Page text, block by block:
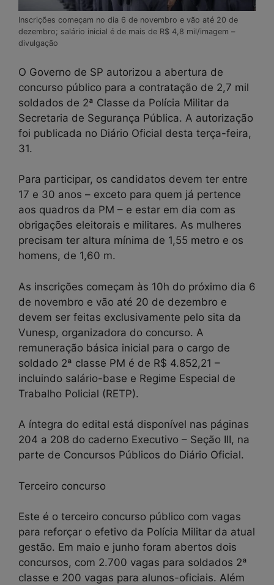
Inscrições começam no dia 6 de novembro e vão até 20 de
dezembro; salário inicial é de mais de R$ 4,8 mil/imagem –
divulgação
O Governo de SP autorizou a abertura de
concurso público para a contratação de 2,7 mil
soldados de 2ª Classe da Polícia Militar da
Secretaria de Segurança Pública. A autorização
foi publicada no Diário Oficial desta terça-feira,
31.
Para participar, os candidatos devem ter entre
17 e 30 anos – exceto para quem já pertence
aos quadros da PM – e estar em dia com as
obrigações eleitorais e militares. As mulheres
precisam ter altura mínima de 1,55 metro e os
homens, de 1,60 m.
As inscrições começam às 10h do próximo dia 6
de novembro e vão até 20 de dezembro e
devem ser feitas exclusivamente pelo sita da
Vunesp, organizadora do concurso. A
remuneração básica inicial para o cargo de
soldado 2ª classe PM é de R$ 4.852,21 –
incluindo salário-base e Regime Especial de
Trabalho Policial (RETP).
A íntegra do edital está disponível nas páginas
204 a 208 do caderno Executivo – Seção III, na
parte de Concursos Públicos do Diário Oficial.
Terceiro concurso
Este é o terceiro concurso público com vagas
para reforçar o efetivo da Polícia Militar da atual
gestão. Em maio e junho foram abertos dois
concursos, com 2.700 vagas para soldados 2ª
classe e 200 vagas para alunos-oficiais. Além